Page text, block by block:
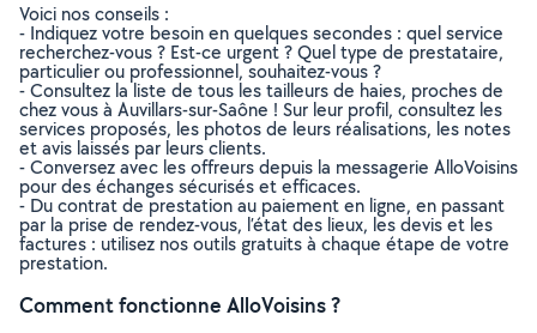
Voici nos conseils :
- Indiquez votre besoin en quelques secondes : quel service
recherchez-vous ? Est-ce urgent ? Quel type de prestataire,
particulier ou professionnel, souhaitez-vous ?
- Consultez la liste de tous les tailleurs de haies, proches de
chez vous à Auvillars-sur-Saône ! Sur leur profil, consultez les
services proposés, les photos de leurs réalisations, les notes
et avis laissés par leurs clients.
- Conversez avec les offreurs depuis la messagerie AlloVoisins
pour des échanges sécurisés et efficaces.
- Du contrat de prestation au paiement en ligne, en passant
par la prise de rendez-vous, l’état des lieux, les devis et les
factures : utilisez nos outils gratuits à chaque étape de votre
prestation.
Comment fonctionne AlloVoisins ?